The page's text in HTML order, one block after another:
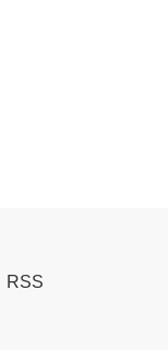
RSS